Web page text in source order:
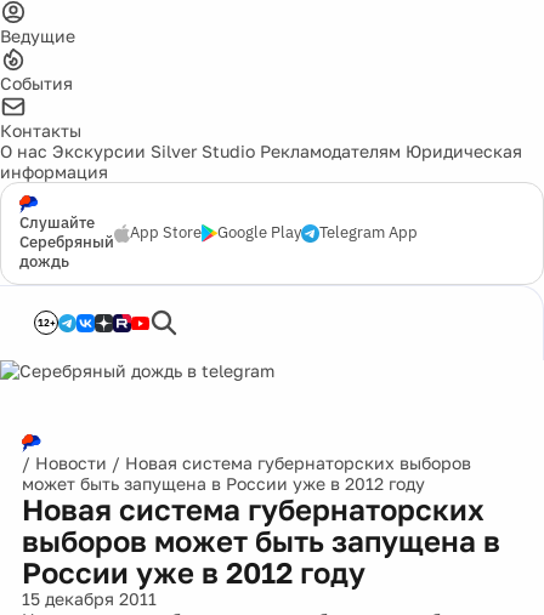
Ведущие
События
Контакты
О нас Экскурсии Silver Studio Рекламодателям Юридическая
информация
Слушайте
Серебряный
дождь
App Store Google Play Telegram App
12+
/ Новости / Новая система губернаторских выборов
может быть запущена в России уже в 2012 году
Новая система губернаторских
выборов может быть запущена в
России уже в 2012 году
15 декабря 2011